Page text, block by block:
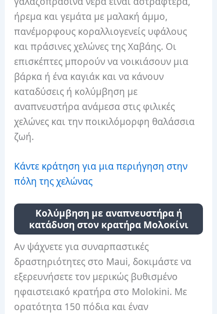
ήρεμα και γεμάτα με μαλακή άμμο,
πανέμορφους κοραλλιογενείς υφάλους
και πράσινες χελώνες της Χαβάης. Οι
επισκέπτες μπορούν να νοικιάσουν μια
βάρκα ή ένα καγιάκ και να κάνουν
καταδύσεις ή κολύμβηση με
αναπνευστήρα ανάμεσα στις φιλικές
χελώνες και την ποικιλόμορφη θαλάσσια
ζωή.
Κάντε κράτηση για μια περιήγηση στην
πόλη της χελώνας
Κολύμβηση με αναπνευστήρα ή
κατάδυση στον κρατήρα Μολοκίνι
Αν ψάχνετε για συναρπαστικές
δραστηριότητες στο Maui, δοκιμάστε να
εξερευνήσετε τον μερικώς βυθισμένο
ηφαιστειακό κρατήρα στο Molokini. Με
ορατότητα 150 πόδια και έναν